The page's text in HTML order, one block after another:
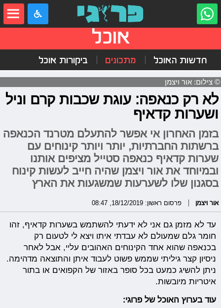
אוכל
חדשות האוכל מתכונים ביקורות אוכל
© צילום: אור ויצמן
לא רק כנאפה: עוגת שכבות קרם וניל
ושערות קדאיף
בזמן האחרון אי אפשר להתעלם מטרנד הכנאפה
ברשתות החברתיות, יותר ויותר קינוחים עם
שערות קדאיף כנאפה סטייל מציפים אותנו
ובמיוחד את אור ויצמן שהיה חייב לעשות קינוח
בסגנון שלו לשערעות שמשגעות את הארץ
אור ויצמן פרסום ראשון: 18/12/2019, 08:47
עד לא מזמן גם אני לא ידעתי להשתמש בשערות קדאיף, זהו
חומר גלם שמעולם לא עבדתי איתו ויצא לי לטעום רק
בכנאפה שהוא אחד הקינוחים האהובים עליי, אבל לאחר
ניסיון קצר גיליתי שממש פשוט לעבוד איתן והתוצאה מדהימה.
ניתן להשיג כמעט בכל סופר באזור של הקפואים או בתור
איטריות מיובשות.
עוד בערוץ האוכל של פרוגי: